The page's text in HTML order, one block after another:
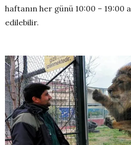
haftanın her günü 10:00 – 19:00
edilebilir.